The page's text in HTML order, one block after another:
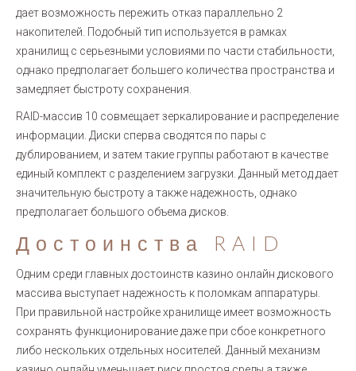
дает возможность пережить отказ параллельно 2
накопителей. Подобный тип используется в рамках
хранилищ с серьезными условиями по части стабильности,
однако предполагает большего количества пространства и
замедляет быстроту сохранения.
RAID-массив 10 совмещает зеркалирование и распределение
информации. Диски сперва сводятся по пары с
дублированием, и затем такие группы работают в качестве
единый комплект с разделением загрузки. Данный метод дает
значительную быстроту а также надежность, однако
предполагает большого объема дисков.
Достоинства RAID
Одним среди главных достоинств казино онлайн дискового
массива выступает надежность к поломкам аппаратуры.
При правильной настройке хранилище имеет возможность
сохранять функционирование даже при сбое конкретного
либо нескольких отдельных носителей. Данный механизм